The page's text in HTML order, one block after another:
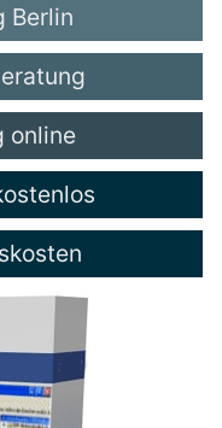
Berlin
online